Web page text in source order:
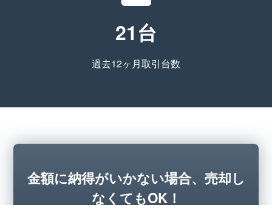
21台
過去12ヶ月取引台数
金額に納得がいかない場合、売却し
なくてもOK！